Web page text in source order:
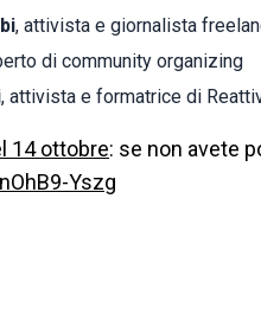
, attivista e giornalista
di community organizing
, attivista e formatrice di
14 ottobre: se non avete
Yszg